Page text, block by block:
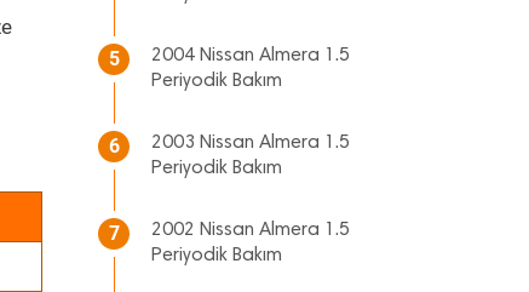
5
2004 Nissan Almera 1.5
Periyodik Bakım
6
2003 Nissan Almera 1.5
Periyodik Bakım
7
2002 Nissan Almera 1.5
Periyodik Bakım